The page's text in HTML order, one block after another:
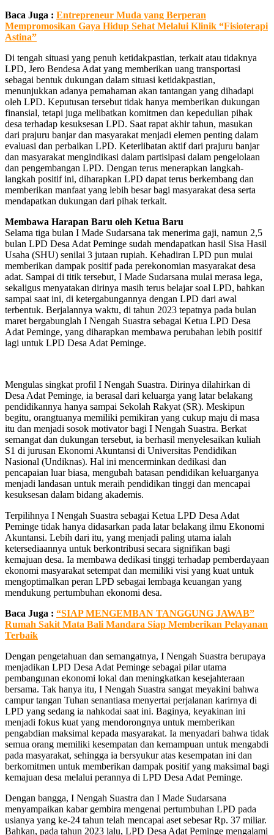
Baca Juga : Entrepreneur Muda yang Berperan
Mempromosikan Gaya Hidup Sehat Melalui Klinik “Fisioterapi
Astina”
Di tengah situasi yang penuh ketidakpastian, terkait atau tidaknya
LPD, Jero Bendesa Adat yang memberikan uang transportasi
sebagai bentuk dukungan dalam situasi ketidakpastian,
menunjukkan adanya pemahaman akan tantangan yang dihadapi
oleh LPD. Keputusan tersebut tidak hanya memberikan dukungan
finansial, tetapi juga melibatkan komitmen dan kepedulian pihak
desa terhadap kesuksesan LPD. Saat rapat akhir tahun, masukan
dari prajuru banjar dan masyarakat menjadi elemen penting dalam
evaluasi dan perbaikan LPD. Keterlibatan aktif dari prajuru banjar
dan masyarakat mengindikasi dalam partisipasi dalam pengelolaan
dan pengembangan LPD. Dengan terus menerapkan langkah-
langkah positif ini, diharapkan LPD dapat terus berkembang dan
memberikan manfaat yang lebih besar bagi masyarakat desa serta
mendapatkan dukungan dari pihak terkait.
Membawa Harapan Baru oleh Ketua Baru
Selama tiga bulan I Made Sudarsana tak menerima gaji, namun 2,5
bulan LPD Desa Adat Peminge sudah mendapatkan hasil Sisa Hasil
Usaha (SHU) senilai 3 jutaan rupiah. Kehadiran LPD pun mulai
memberikan dampak positif pada perekonomian masyarakat desa
adat. Sampai di titik tersebut, I Made Sudarsana mulai merasa lega,
sekaligus menyatakan dirinya masih terus belajar soal LPD, bahkan
sampai saat ini, di ketergabungannya dengan LPD dari awal
terbentuk. Berjalannya waktu, di tahun 2023 tepatnya pada bulan
maret bergabunglah I Nengah Suastra sebagai Ketua LPD Desa
Adat Peminge, yang diharapkan membawa perubahan lebih positif
lagi untuk LPD Desa Adat Peminge.
Mengulas singkat profil I Nengah Suastra. Dirinya dilahirkan di
Desa Adat Peminge, ia berasal dari keluarga yang latar belakang
pendidikannya hanya sampai Sekolah Rakyat (SR). Meskipun
begitu, orangtuanya memiliki pemikiran yang cukup maju di masa
itu dan menjadi sosok motivator bagi I Nengah Suastra. Berkat
semangat dan dukungan tersebut, ia berhasil menyelesaikan kuliah
S1 di jurusan Ekonomi Akuntansi di Universitas Pendidikan
Nasional (Undiknas). Hal ini mencerminkan dedikasi dan
pencapaian luar biasa, mengubah batasan pendidikan keluarganya
menjadi landasan untuk meraih pendidikan tinggi dan mencapai
kesuksesan dalam bidang akademis.
Terpilihnya I Nengah Suastra sebagai Ketua LPD Desa Adat
Peminge tidak hanya didasarkan pada latar belakang ilmu Ekonomi
Akuntansi. Lebih dari itu, yang menjadi paling utama ialah
ketersediaannya untuk berkontribusi secara signifikan bagi
kemajuan desa. Ia membawa dedikasi tinggi terhadap pemberdayaan
ekonomi masyarakat setempat dan memiliki visi yang kuat untuk
mengoptimalkan peran LPD sebagai lembaga keuangan yang
mendukung pertumbuhan ekonomi desa.
Baca Juga : “SIAP MENGEMBAN TANGGUNG JAWAB”
Rumah Sakit Mata Bali Mandara Siap Memberikan Pelayanan
Terbaik
Dengan pengetahuan dan semangatnya, I Nengah Suastra berupaya
menjadikan LPD Desa Adat Peminge sebagai pilar utama
pembangunan ekonomi lokal dan meningkatkan kesejahteraan
bersama. Tak hanya itu, I Nengah Suastra sangat meyakini bahwa
campur tangan Tuhan senantiasa menyertai perjalanan karirnya di
LPD yang sedang ia nahkodai saat ini. Baginya, keyakinan ini
menjadi fokus kuat yang mendorongnya untuk memberikan
pengabdian maksimal kepada masyarakat. Ia menyadari bahwa tidak
semua orang memiliki kesempatan dan kemampuan untuk mengabdi
pada masyarakat, sehingga ia bersyukur atas kesempatan ini dan
berkomitmen untuk memberikan dampak positif yang maksimal bagi
kemajuan desa melalui perannya di LPD Desa Adat Peminge.
Dengan bangga, I Nengah Suastra dan I Made Sudarsana
menyampaikan kabar gembira mengenai pertumbuhan LPD pada
usianya yang ke-24 tahun telah mencapai aset sebesar Rp. 37 miliar.
Bahkan, pada tahun 2023 lalu, LPD Desa Adat Peminge mengalami